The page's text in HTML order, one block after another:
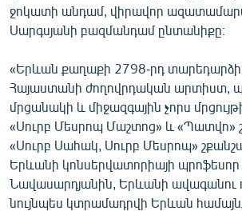
English
Русский
ՀԵՏԵՎԵՔ ՄԵԶ
«Ազատության» բոլոր կայքերը
ջոկատի անդամ, վիրավոր
Սարգսյանի բազմանդամ ընտանիքը։
«Երևան քաղաքի 2798-րդ տարեդարձի
Հայաստանի ժողովրդական արտիստ,
մրցանակի և միջազգային չորս
«Սուրբ Մեսրոպ Մաշտոց» և «Պատվո»
«Սուրբ Սահակ, Սուրբ Մեսրոպ»
Երևանի կոնսերվատորիայի
Նավասարդյանին, Երևանի ավագանու
նույնպես կտրամադրվի Երևան